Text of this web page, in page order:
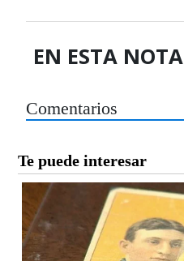
EN ESTA NOTA
Comentarios